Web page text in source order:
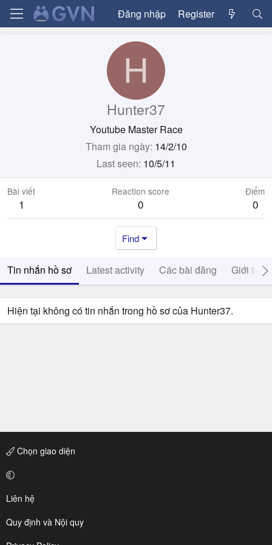
Đăng nhập Register
H
Hunter37
Youtube Master Race
Tham gia ngày 14/2/10
Last seen 10/5/11
Bài viết
1
Reaction score
0
Điểm
0
Find
Tin nhắn hồ sơ Latest activity Các bài đăng Giới thiệu
Hiện tại không có tin nhắn trong hồ sơ của Hunter37.
Chọn giao diện
Liên hệ
Quy định và Nội quy